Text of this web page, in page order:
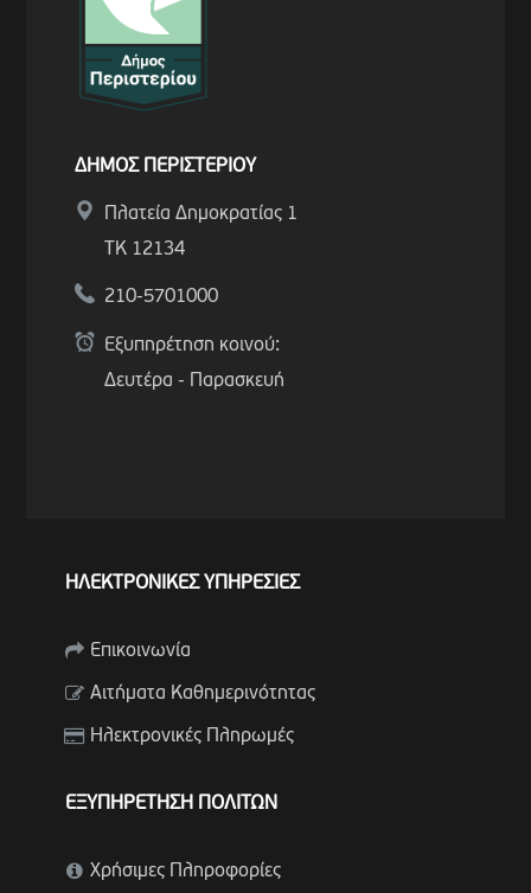
ΔΗΜΟΣ ΠΕΡΙΣΤΕΡΙΟΥ
Πλατεία Δημοκρατίας 1
ΤΚ 12134
210-5701000
Εξυπηρέτηση κοινού:
Δευτέρα - Παρασκευή
ΗΛΕΚΤΡΟΝΙΚΕΣ ΥΠΗΡΕΣΙΕΣ
Επικοινωνία
Αιτήματα Καθημερινότητας
Ηλεκτρονικές Πληρωμές
ΕΞΥΠΗΡΕΤΗΣΗ ΠΟΛΙΤΩΝ
Χρήσιμες Πληροφορίες